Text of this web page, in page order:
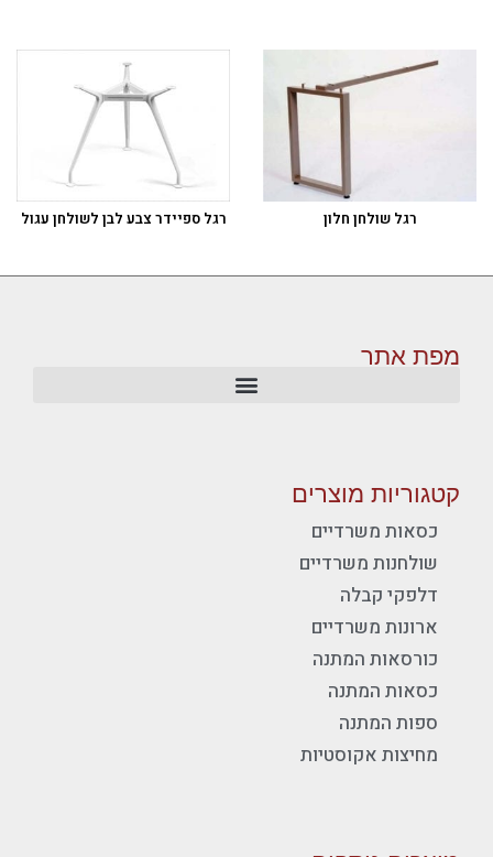
רגל שולחן חלון רגל ספיידר צבע לבן לשולחן עגול
מפת אתר
קטגוריות מוצרים
כסאות משרדיים
שולחנות משרדיים
דלפקי קבלה
ארונות משרדיים
כורסאות המתנה
כסאות המתנה
ספות המתנה
מחיצות אקוסטיות